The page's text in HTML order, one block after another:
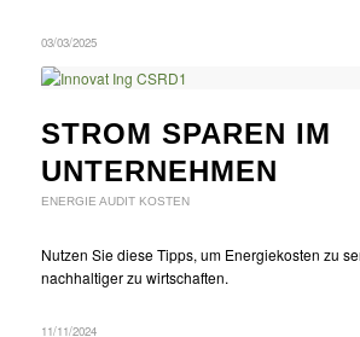
03/03/2025
STROM SPAREN IM
UNTERNEHMEN
ENERGIE AUDIT KOSTEN
Nutzen Sie diese Tipps, um Energiekosten zu
nachhaltiger zu wirtschaften.
11/11/2024